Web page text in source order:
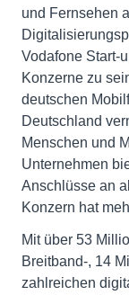
und Fernsehen
Vodafone Start-
Konzerne zu
deutschen
Deutschland
Menschen und
Unternehmen
Anschlüsse an
Konzern hat
Mit über 53
Breitband-, 14
zahlreichen